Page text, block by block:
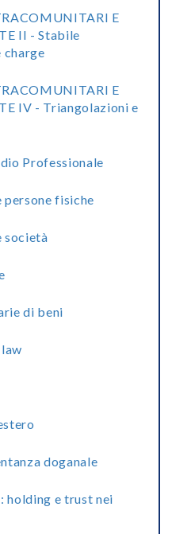
E
II - Stabile
charge
E
IV - Triangolazioni e
Professionale
persone fisiche
società
di beni
doganale
holding e trust nei